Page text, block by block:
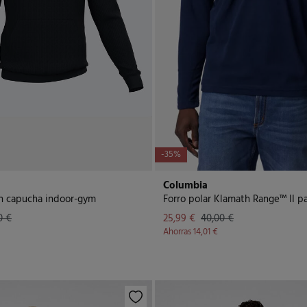
capucha indoor-gym
€
-35%
Columbia
25,99 € 40,00 €
Ahorras14,01 €